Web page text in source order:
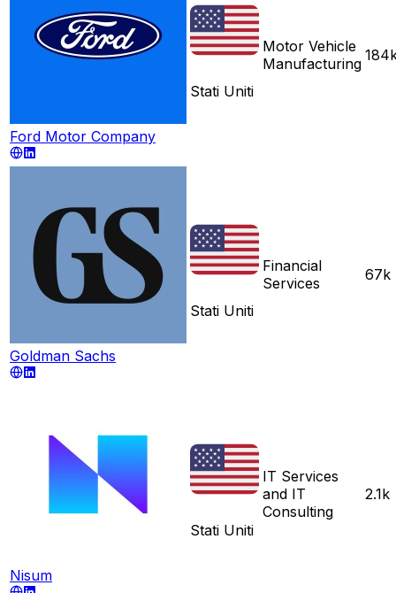
Ford Motor Company
Stati Uniti
Motor Vehicle
Manufacturing
Goldman Sachs
Stati Uniti
Financial
Services
67k
Nisum
Stati Uniti
IT Services
and IT
Consulting
2.1k